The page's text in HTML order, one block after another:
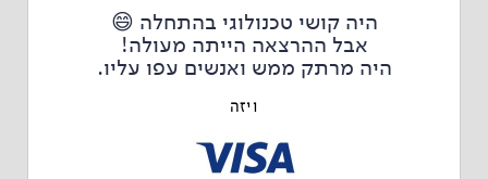
היה קושי טכנולוגי בהתחלה 😄
אבל ההרצאה הייתה מעולה!
היה מרתק ממש ואנשים עפו עליו.
ויזה